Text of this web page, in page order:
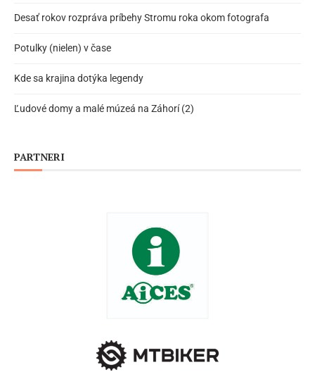
Desať rokov rozpráva príbehy Stromu roka okom fotografa
Potulky (nielen) v čase
Kde sa krajina dotýka legendy
Ľudové domy a malé múzeá na Záhorí (2)
PARTNERI